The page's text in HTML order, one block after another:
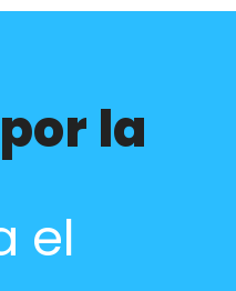
la
el